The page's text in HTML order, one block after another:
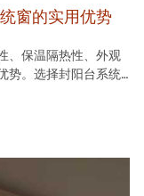
窗的实用优势
、保温隔热性、外观
势。选择封阳台系统